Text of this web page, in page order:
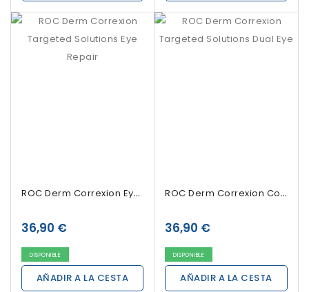
ROC Derm Correxion Eye Repair Contorno Ojeras...
36,90 €
DISPONIBLE
AÑADIR A LA CESTA
ROC Derm Correxion Contorno Dual Eye 2x10ml
36,90 €
DISPONIBLE
AÑADIR A LA CESTA